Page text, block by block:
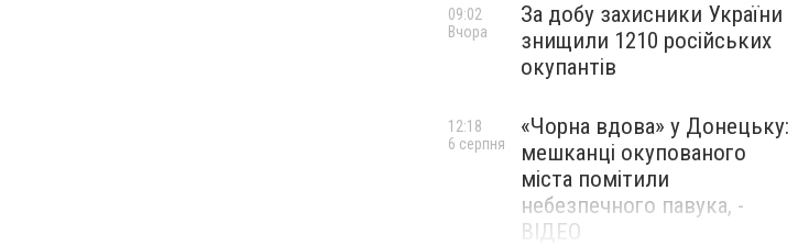
За добу захисники України
знищили 1210 російських
окупантів
09:02
Вчора
«Чорна вдова» у Донецьку:
мешканці окупованого
міста помітили
небезпечного павука, -
ВІДЕО
12:18
6 серпня